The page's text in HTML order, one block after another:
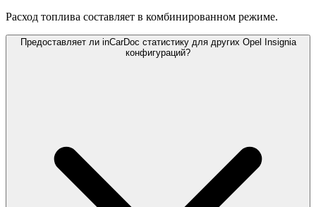
Расход топлива составляет в комбинированном режиме.
Предоставляет ли inCarDoc статистику для других Opel Insignia
конфигураций?